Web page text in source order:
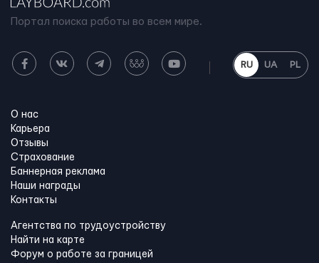
Портал поиска работы во всем мире.
RU UA PL
О нас
Карьера
Отзывы
Страхование
Баннерная реклама
Наши награды
Контакты
Агентства по трудоустройству
Найти на карте
Форум о работе за границей